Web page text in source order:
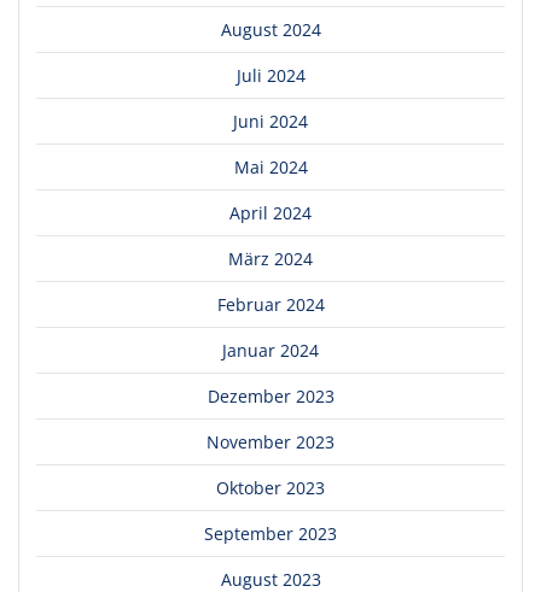
August 2024
Juli 2024
Juni 2024
Mai 2024
April 2024
März 2024
Februar 2024
Januar 2024
Dezember 2023
November 2023
Oktober 2023
September 2023
August 2023